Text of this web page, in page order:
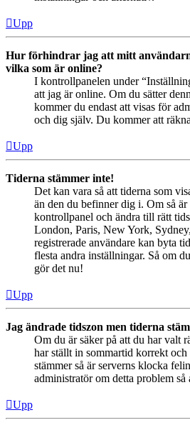
Upp
Hur förhindrar jag att mitt
vilka som är online?
I kontrollpanelen under
att jag är online. Om du sätter
kommer du endast att visas för
och dig själv. Du kommer att
Upp
Tiderna stämmer inte!
Det kan vara så att tiderna som
än den du befinner dig i. Om så
kontrollpanel och ändra till rätt
London, Paris, New York,
registrerade användare kan byta
flesta andra inställningar. Så om
gör det nu!
Upp
Jag ändrade tidszon men tiderna
Om du är säker på att du har valt
har ställt in sommartid korrekt
stämmer så är serverns klocka
administratör om detta problem så
Upp